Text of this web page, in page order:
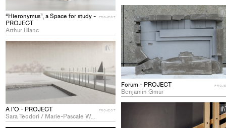
“Hieronymus”, a Space for study -
PROJECT
Arthur Blanc
PROJECT
Forum - PROJECT
Benjamin Gmür
+
A l'O - PROJECT
Sara Teodori / Marie-Pascale Wellinger
PROJECT
+
Add
project
to
collections
+